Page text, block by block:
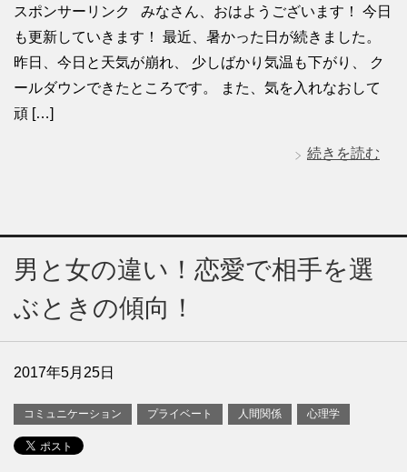
スポンサーリンク みなさん、おはようございます！ 今日
も更新していきます！ 最近、暑かった日が続きました。
昨日、今日と天気が崩れ、 少しばかり気温も下がり、 ク
ールダウンできたところです。 また、気を入れなおして
頑 […]
続きを読む
男と女の違い！恋愛で相手を選
ぶときの傾向！
2017年5月25日
コミュニケーション プライベート 人間関係 心理学